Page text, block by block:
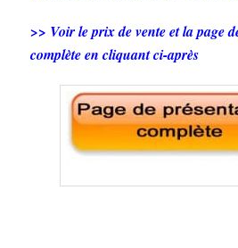
>> Voir le prix de vente et la page
complète en cliquant ci-après